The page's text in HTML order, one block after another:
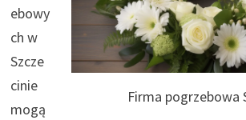
Firma pogrzebowa
ebowy
ch w
Szcze
cinie
mogą